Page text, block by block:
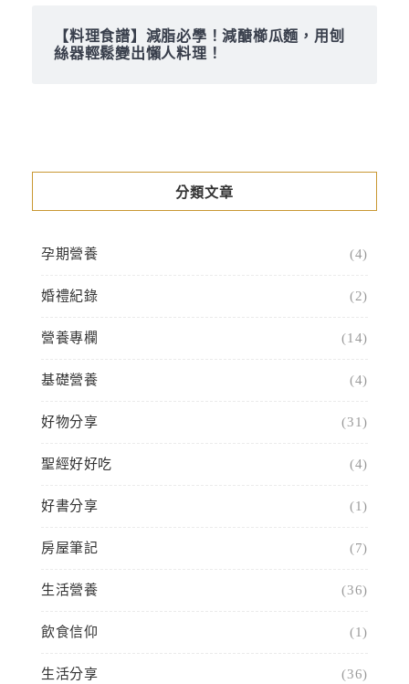
【料理食譜】減脂必學！減醣櫛瓜麵，用刨
絲器輕鬆變出懶人料理！
分類文章
孕期營養 (4)
婚禮紀錄 (2)
營養專欄 (14)
基礎營養 (4)
好物分享 (31)
聖經好好吃 (4)
好書分享 (1)
房屋筆記 (7)
生活營養 (36)
飲食信仰 (1)
生活分享 (36)